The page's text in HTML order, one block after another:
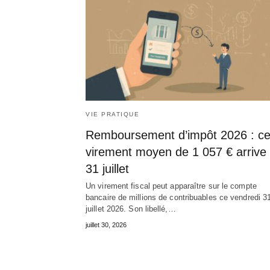
VIE PRATIQUE
Remboursement d’impôt 2026 : ce
virement moyen de 1 057 € arrive
31 juillet
Un virement fiscal peut apparaître sur le compte
bancaire de millions de contribuables ce vendredi
juillet 2026. Son libellé,…
juillet 30, 2026